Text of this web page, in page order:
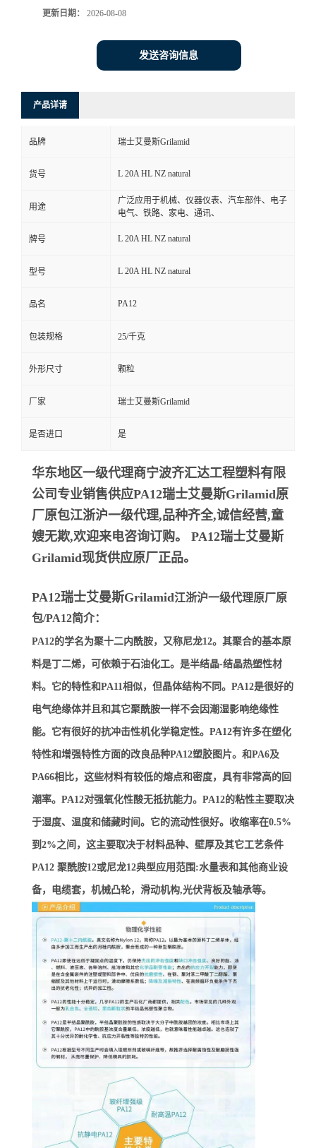
更新日期： 2026-08-08
发送咨询信息
产品详请
品牌 瑞士艾曼斯Grilamid
货号 L 20A HL NZ natural
用途
广泛应用于机械、仪器仪表、汽车部件、电子
电气、铁路、家电、通讯、
牌号 L 20A HL NZ natural
型号 L 20A HL NZ natural
品名 PA12
包装规格 25/千克
外形尺寸 颗粒
厂家 瑞士艾曼斯Grilamid
是否进口 是
华东地区一级代理商宁波齐汇达工程塑料有限
公司专业销售供应PA12瑞士艾曼斯Grilamid原
厂原包江浙沪一级代理,品种齐全,诚信经营,童
嫂无欺,欢迎来电咨询订购。 PA12瑞士艾曼斯
Grilamid现货供应原厂正品。
PA12瑞士艾曼斯Grilamid江浙沪一级代理原厂原
包/PA12简介：
PA12的学名为聚十二内酰胺，又称尼龙12。其聚合的基本原
料是丁二烯，可依赖于石油化工。是半结晶-结晶热塑性材
料。它的特性和PA11相似，但晶体结构不同。PA12是很好的
电气绝缘体并且和其它聚酰胺一样不会因潮湿影响绝缘性
能。它有很好的抗冲击性机化学稳定性。PA12有许多在塑化
特性和增强特性方面的改良品种PA12塑胶图片。和PA6及
PA66相比，这些材料有较低的熔点和密度，具有非常高的回
潮率。PA12对强氧化性酸无抵抗能力。PA12的粘性主要取决
于湿度、温度和储藏时间。它的流动性很好。收缩率在0.5%
到2%之间，这主要取决于材料品种、壁厚及其它工艺条件
PA12 聚酰胺12或尼龙12典型应用范围:水量表和其他商业设
备，电缆套，机械凸轮，滑动机构,光伏背板及轴承等。